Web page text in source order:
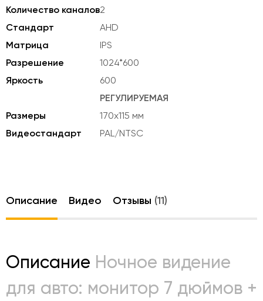
Количество каналов2
Стандарт
AHD
Матрица
IPS
Разрешение
1024*600
Яркость
600
РЕГУЛИРУЕМАЯ
Размеры
170х115 мм
Видеостандарт
PAL/NTSC
Описание Видео Отзывы (11)
Описание Ночное видение
для авто: монитор 7 дюймов +